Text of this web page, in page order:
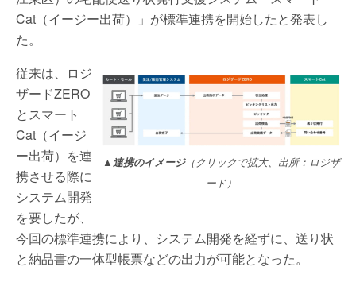
Cat（イージー出荷）」が標準連携を開始したと発表し
た。
▲連携のイメージ（クリックで拡大、出所：ロジザ
ード）
従来は、ロジ
ザードZERO
とスマート
Cat（イージ
ー出荷）を連
携させる際に
システム開発
を要したが、
今回の標準連携により、システム開発を経ずに、送り状
と納品書の一体型帳票などの出力が可能となった。